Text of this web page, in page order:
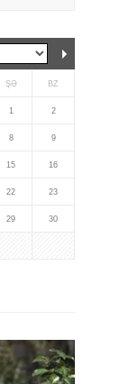
ŞƏ BZ
1 2
8 9
15 16
22 23
29 30